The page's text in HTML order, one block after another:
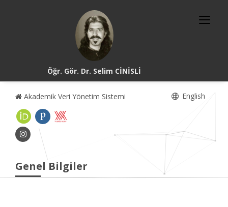
Öğr. Gör. Dr. Selim CİNİSLİ
Akademik Veri Yönetim Sistemi English
Genel Bilgiler